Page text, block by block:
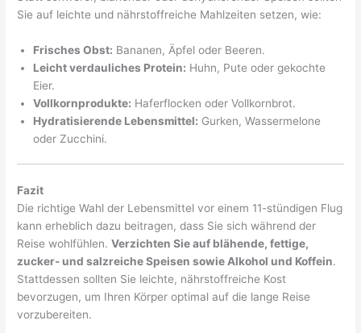
Sie auf leichte und nährstoffreiche Mahlzeiten setzen, wie:
Frisches Obst: Bananen, Äpfel oder Beeren.
Leicht verdauliches Protein: Huhn, Pute oder gekochte
Eier.
Vollkornprodukte: Haferflocken oder Vollkornbrot.
Hydratisierende Lebensmittel: Gurken, Wassermelone
oder Zucchini.
Fazit
Die richtige Wahl der Lebensmittel vor einem 11-stündigen Flug
kann erheblich dazu beitragen, dass Sie sich während der
Reise wohlfühlen.Verzichten Sie auf blähende, fettige,
zucker- und salzreiche Speisen sowie Alkohol und Koffein.
Stattdessen sollten Sie leichte, nährstoffreiche Kost
bevorzugen, um Ihren Körper optimal auf die lange Reise
vorzubereiten.